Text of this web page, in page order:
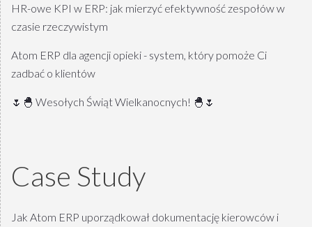
HR-owe KPI w ERP: jak mierzyć efektywność zespołów w
czasie rzeczywistym
Atom ERP dla agencji opieki - system, który pomoże Ci
zadbać o klientów
🌷🐣 Wesołych Świąt Wielkanocnych! 🐣🌷
Case Study
Jak Atom ERP uporządkował dokumentację kierowców i